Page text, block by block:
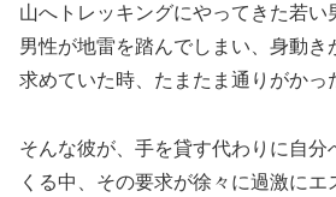
山へトレッキングにやってきた若
男性が地雷を踏んでしまい、身動
求めていた時、たまたま通りがかっ
そんな彼が、手を貸す代わりに自分
くる中、その要求が徐々に過激に